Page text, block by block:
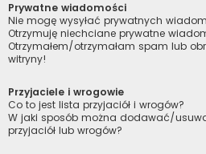
Prywatne wiadomości
Nie mogę wysyłać prywatnych
Otrzymuję niechciane prywatne
Otrzymałem/otrzymałam spam lub
witryny!
Przyjaciele i wrogowie
Co to jest lista przyjaciół i wrogów?
W jaki sposób można dodawać/
przyjaciół lub wrogów?